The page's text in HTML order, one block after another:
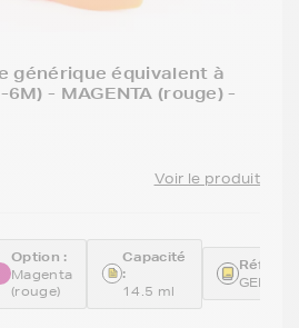
générique équivalent à
6M) - MAGENTA (rouge) -
Voir le produit
Option :
Magenta
(rouge)
Capacité
:
14.5 ml